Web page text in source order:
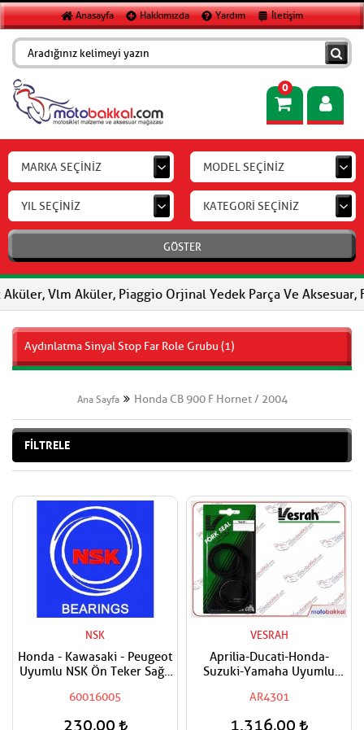
Anasayfa Hakkımızda Yardım İletişim
0
MARKA SEÇİNİZ MODEL SEÇİNİZ
YIL SEÇİNİZ KATEGORİ SEÇİNİZ
GÖSTER
Aküler, Piaggio Orjinal Yedek Parça Ve Aksesuar,
Aydınlatma Sinyal Stop Far Role Grubu (1)
Ana Sayfa Honda CB 900 F Hornet / 2004
FİLTRELE
NSK
Honda - Kawasaki - Peugeot
Uyumlu NSK Ön Teker Sağ -
Sağ - Arka Teker Sol
60016005
230,00
VESRAH
Aprilia-Ducati-Honda-
Suzuki-Yamaha Uyumlu
Keçesi
AR4301
1.316,00